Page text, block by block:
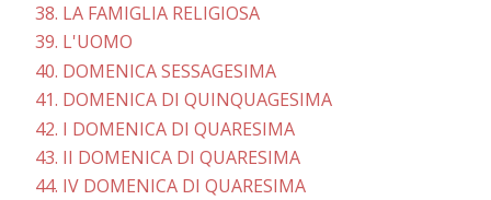
38. LA FAMIGLIA RELIGIOSA
39. L'UOMO
40. DOMENICA SESSAGESIMA
41. DOMENICA DI QUINQUAGESIMA
42. I DOMENICA DI QUARESIMA
43. II DOMENICA DI QUARESIMA
44. IV DOMENICA DI QUARESIMA